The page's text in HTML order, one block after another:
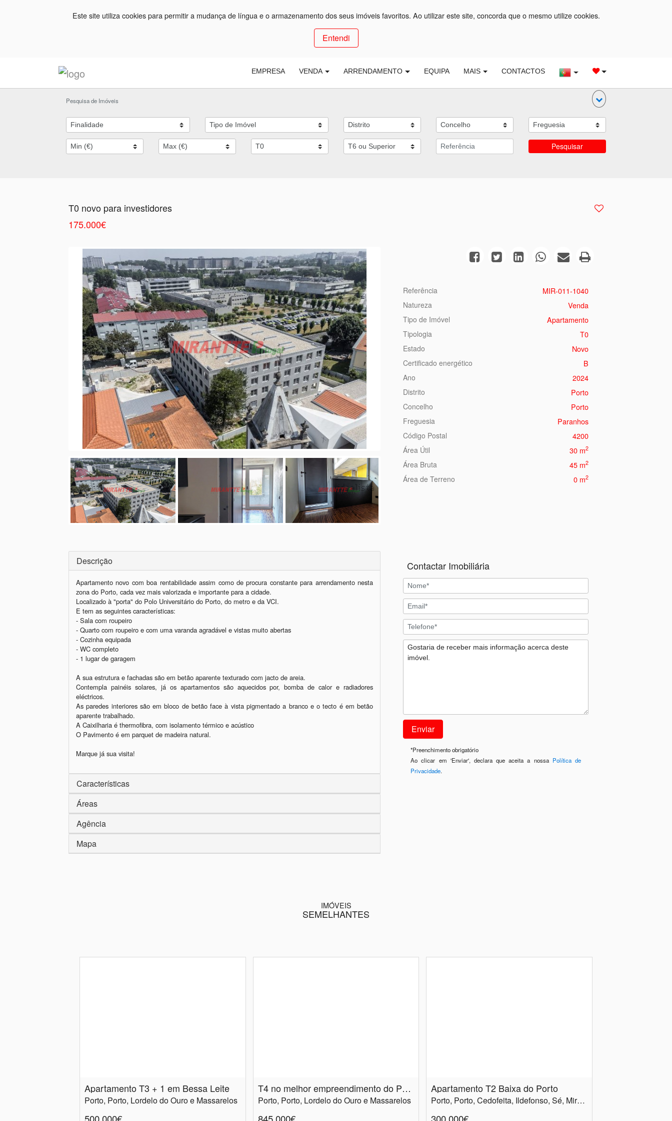
Este site utiliza cookies para permitir a mudança de língua e o armazenamento dos seus imóveis favoritos. Ao utilizar este site, concorda que o mesmo utilize cookies.
Entendi
EMPRESA VENDA ARRENDAMENTO EQUIPA MAIS CONTACTOS
Pesquisa de Imóveis
Pesquisar
T0 novo para investidores
175.000€
Referência MIR-011-1040
Natureza Venda
Tipo de Imóvel Apartamento
Tipologia T0
Estado Novo
Certificado energético B
Ano 2024
Distrito Porto
Concelho Porto
Freguesia Paranhos
Código Postal 4200
Área Útil 30 m2
Área Bruta 45 m2
Área de Terreno 0 m2
Descrição
Apartamento novo com boa rentabilidade assim como de procura constante para arrendamento nesta
zona do Porto, cada vez mais valorizada e importante para a cidade.
Localizado à "porta" do Polo Universitário do Porto, do metro e da VCI.
E tem as seguintes características:
- Sala com roupeiro
- Quarto com roupeiro e com uma varanda agradável e vistas muito abertas
- Cozinha equipada
- WC completo
- 1 lugar de garagem
A sua estrutura e fachadas são em betão aparente texturado com jacto de areia.
Contempla painéis solares, já os apartamentos são aquecidos por, bomba de calor e radiadores
eléctricos.
As paredes interiores são em bloco de betão face à vista pigmentado a branco e o tecto é em betão
aparente trabalhado.
A Caixilharia é thermofibra, com isolamento térmico e acústico
O Pavimento é em parquet de madeira natural.
Características
Áreas
Agência
Mapa
Contactar Imobiliária
*Preenchimento obrigatório
Ao clicar em 'Enviar', declara que aceita a nossa Política de
Privacidade.
IMÓVEIS
SEMELHANTES
Apartamento T3 + 1 em Bessa Leite
Porto, Porto, Lordelo do Ouro e Massarelos
T4 no melhor empreendimento do Porto - Panorama Douro Residence - Vistas Maravilhosas!!!
Porto, Porto, Lordelo do Ouro e Massarelos
Apartamento T2 Baixa do Porto
Porto, Porto, Cedofeita, Ildefonso, Sé, Miragaia, Nicolau, Vitória